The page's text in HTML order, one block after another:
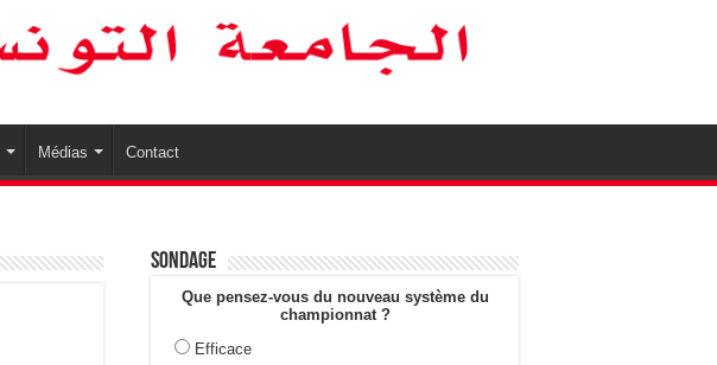
Médias Contact
Sondage
Que pensez-vous du nouveau système du
championnat ?
Efficace